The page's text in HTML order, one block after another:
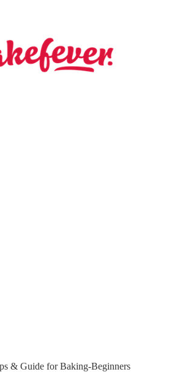
& Guide for Baking-Beginners